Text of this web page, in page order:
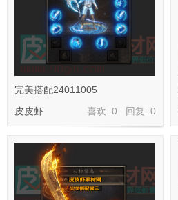
完美搭配24011005
喜欢: 0 回复: 0
皮皮虾